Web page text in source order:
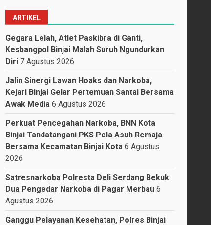
ARTIKEL
Gegara Lelah, Atlet Paskibra di Ganti,
Kesbangpol Binjai Malah Suruh Ngundurkan
Diri 7 Agustus 2026
Jalin Sinergi Lawan Hoaks dan Narkoba,
Kejari Binjai Gelar Pertemuan Santai Bersama
Awak Media 6 Agustus 2026
Perkuat Pencegahan Narkoba, BNN Kota
Binjai Tandatangani PKS Pola Asuh Remaja
Bersama Kecamatan Binjai Kota 6 Agustus
2026
Satresnarkoba Polresta Deli Serdang Bekuk
Dua Pengedar Narkoba di Pagar Merbau 6
Agustus 2026
Ganggu Pelayanan Kesehatan, Polres Binjai